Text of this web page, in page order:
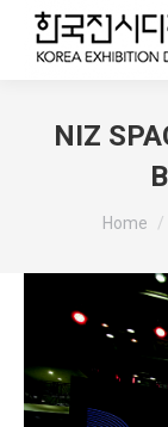
NIZ
You
Home